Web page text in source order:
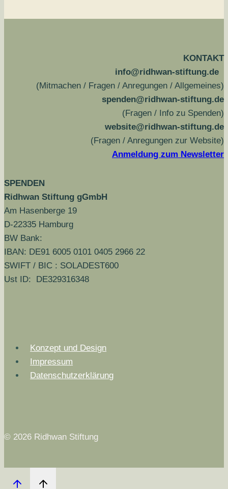
KONTAKT
info@ridhwan-stiftung.de
(Mitmachen / Fragen / Anregungen / Allgemeines)
spenden@ridhwan-stiftung.de
(Fragen / Info zu Spenden)
website@ridhwan-stiftung.de
(Fragen / Anregungen zur Website)
Anmeldung zum Newsletter
SPENDEN
Ridhwan Stiftung gGmbH
Am Hasenberge 19
D-22335 Hamburg
BW Bank:
IBAN: DE91 6005 0101 0405 2966 22
SWIFT / BIC : SOLADEST600
Ust ID: DE329316348
Konzept und Design
Impressum
Datenschutzerklärung
© 2026 Ridhwan Stiftung